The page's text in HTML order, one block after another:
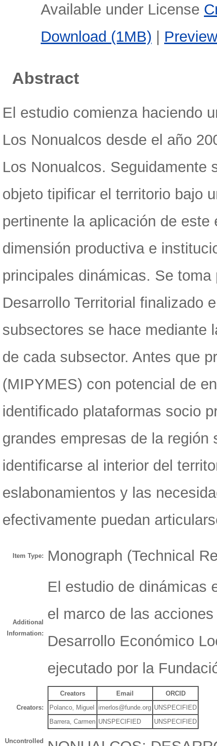
Available under License
Download (1MB) | Preview
Abstract
El estudio comienza haciendo
Los Nonualcos desde el año
Los Nonualcos. Seguidamente
objeto tipificar el territorio bajo
pertinente la aplicación de
dimensión productiva e
principales dinámicas. Se
Desarrollo Territorial finalizado
subsectores se hace mediante
de cada subsector. Antes que
(MIPYMES) con potencial de
identificado plataformas socio
grandes empresas de la
identificarse al interior del
eslabonamientos y las
efectivamente puedan
Item Type: Monograph (Technical
Additional
Information:
El estudio de dinámicas
el marco de las
Desarrollo Económico
ejecutado por la
Creators:
Creators Email
ORCID
Polanco, Miguel
imerlos@funde.org UNSPECIFIED
Barrera, Carmen UNSPECIFIED UNSPECIFIED
Uncontrolled